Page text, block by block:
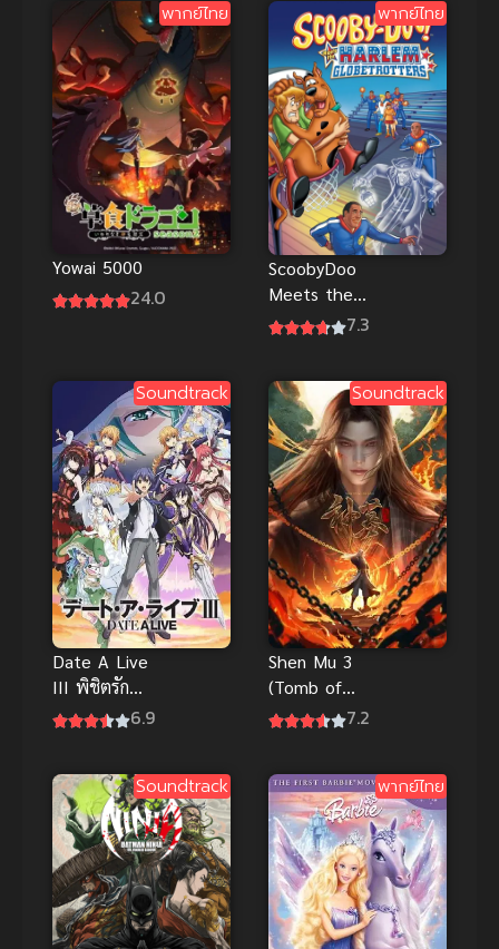
อัศวิน ภาค 2
สัญญาน
สงคราม
ศักดิ์สิทธิ์
พากย์ไทย
Yowai 5000
24.0
พากย์ไทย
ScoobyDoo
Meets the
Harlem
รวมดาว
7.3
Soundtrack
Date A Live
III พิชิตรัก
พิทักษ์โลก6.9
Soundtrack
Shen Mu 3
(Tomb of
Fallen Gods
3
7.2
Soundtrack พากย์ไทย